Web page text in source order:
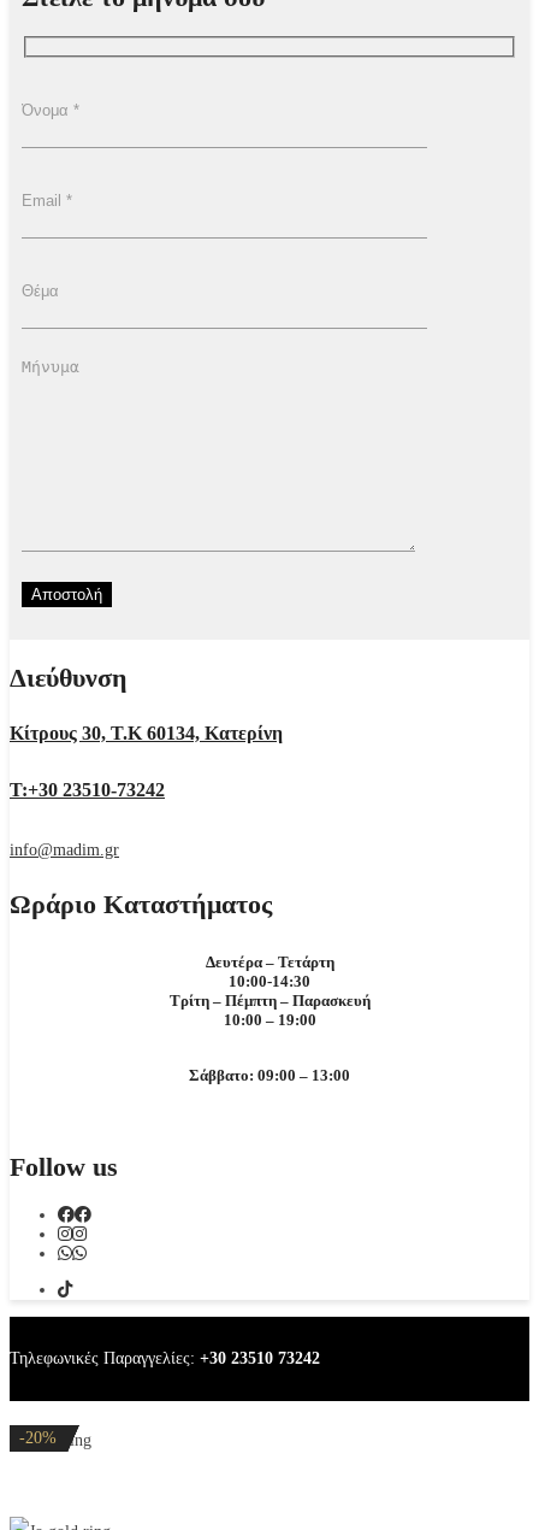
Διεύθυνση
Κίτρους 30, Τ.Κ 60134, Κατερίνη
Τ:+30 23510-73242
info@madim.gr
Ωράριο Καταστήματος
Δευτέρα – Τετάρτη
10:00-14:30
Τρίτη – Πέμπτη – Παρασκευή
10:00 – 19:00
Σάββατο: 09:00 – 13:00
Follow us
Τηλεφωνικές Παραγγελίες: +30 23510 73242
Jo gold ring
-32%
-20%
-20%
-20%
-20%